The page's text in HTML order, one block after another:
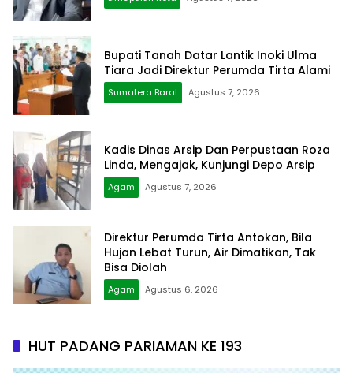
Bupati Tanah Datar Lantik Inoki Ulma
Tiara Jadi Direktur Perumda Tirta Alami
Sumatera Barat Agustus 7, 2026
Kadis Dinas Arsip Dan Perpustaan Roza
Linda, Mengajak, Kunjungi Depo Arsip
Agam Agustus 7, 2026
Direktur Perumda Tirta Antokan, Bila
Hujan Lebat Turun, Air Dimatikan, Tak
Bisa Diolah
Agam Agustus 6, 2026
HUT PADANG PARIAMAN KE 193